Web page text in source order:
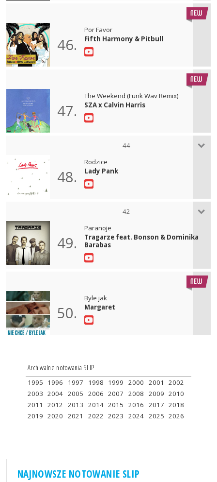
46.
Por Favor
Fifth Harmony & Pitbull
47.
The Weekend (Funk Wav Remix)
SZA x Calvin Harris
44
48.
Rodzice
Lady Pank
42
49.
Paranoje
Tragarze feat. Bonson & Dominika
Barabas
50.
Byle jak
Margaret
Archiwalne notowania SLIP
1995 1996 1997 1998 1999 2000 2001
2002
2003 2004 2005 2006 2007 2008 2009 2010
2011
2012 2013 2014 2015 2016 2017 2018
2019 2020 2021 2022 2023 2024 2025 2026
NAJNOWSZE NOTOWANIE SLIP